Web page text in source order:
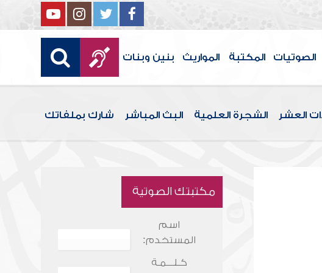
الصوتيات المكتبة المواريث بنين وبنات
العشر الشجرة العلمية البث المباشر شارك بملفاتك
مكتبتك الصوتية
اسم
المستخدم:
كـلـــمـة